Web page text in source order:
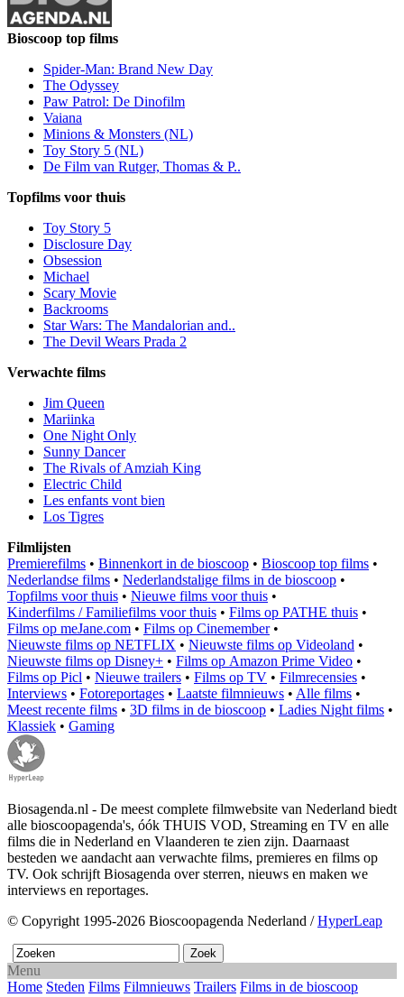
Bioscoop top films
Spider-Man: Brand New Day
The Odyssey
Paw Patrol: De Dinofilm
Vaiana
Minions & Monsters (NL)
Toy Story 5 (NL)
De Film van Rutger, Thomas & P..
Topfilms voor thuis
Toy Story 5
Disclosure Day
Obsession
Michael
Scary Movie
Backrooms
Star Wars: The Mandalorian and..
The Devil Wears Prada 2
Verwachte films
Jim Queen
Mariinka
One Night Only
Sunny Dancer
The Rivals of Amziah King
Electric Child
Les enfants vont bien
Los Tigres
Filmlijsten
Premierefilms • Binnenkort in de bioscoop • Bioscoop top films •
Nederlandse films • Nederlandstalige films in de bioscoop •
Topfilms voor thuis • Nieuwe films voor thuis •
Kinderfilms / Familiefilms voor thuis • Films op PATHE thuis •
Films op meJane.com • Films op Cinemember•
Nieuwste films op NETFLIX • Nieuwste films op Videoland •
Nieuwste films op Disney+ • Films op Amazon Prime Video •
Films op Picl • Nieuwe trailers • Films op TV • Filmrecensies •
Interviews • Fotoreportages • Laatste filmnieuws • Alle films •
Meest recente films • 3D films in de bioscoop • Ladies Night films •
Klassiek • Gaming
Biosagenda.nl - De meest complete filmwebsite van Nederland biedt
alle bioscoopagenda's, óók THUIS VOD, Streaming en TV en alle
films die in Nederland en Vlaanderen te zien zijn. Daarnaast
besteden we aandacht aan verwachte films, premieres en films op
TV. Ook schrijft Biosagenda over sterren, nieuws en maken we
interviews en reportages.
© Copyright 1995-2026 Bioscoopagenda Nederland /HyperLeap
Menu
Home Steden Films Filmnieuws Trailers Films in de bioscoop